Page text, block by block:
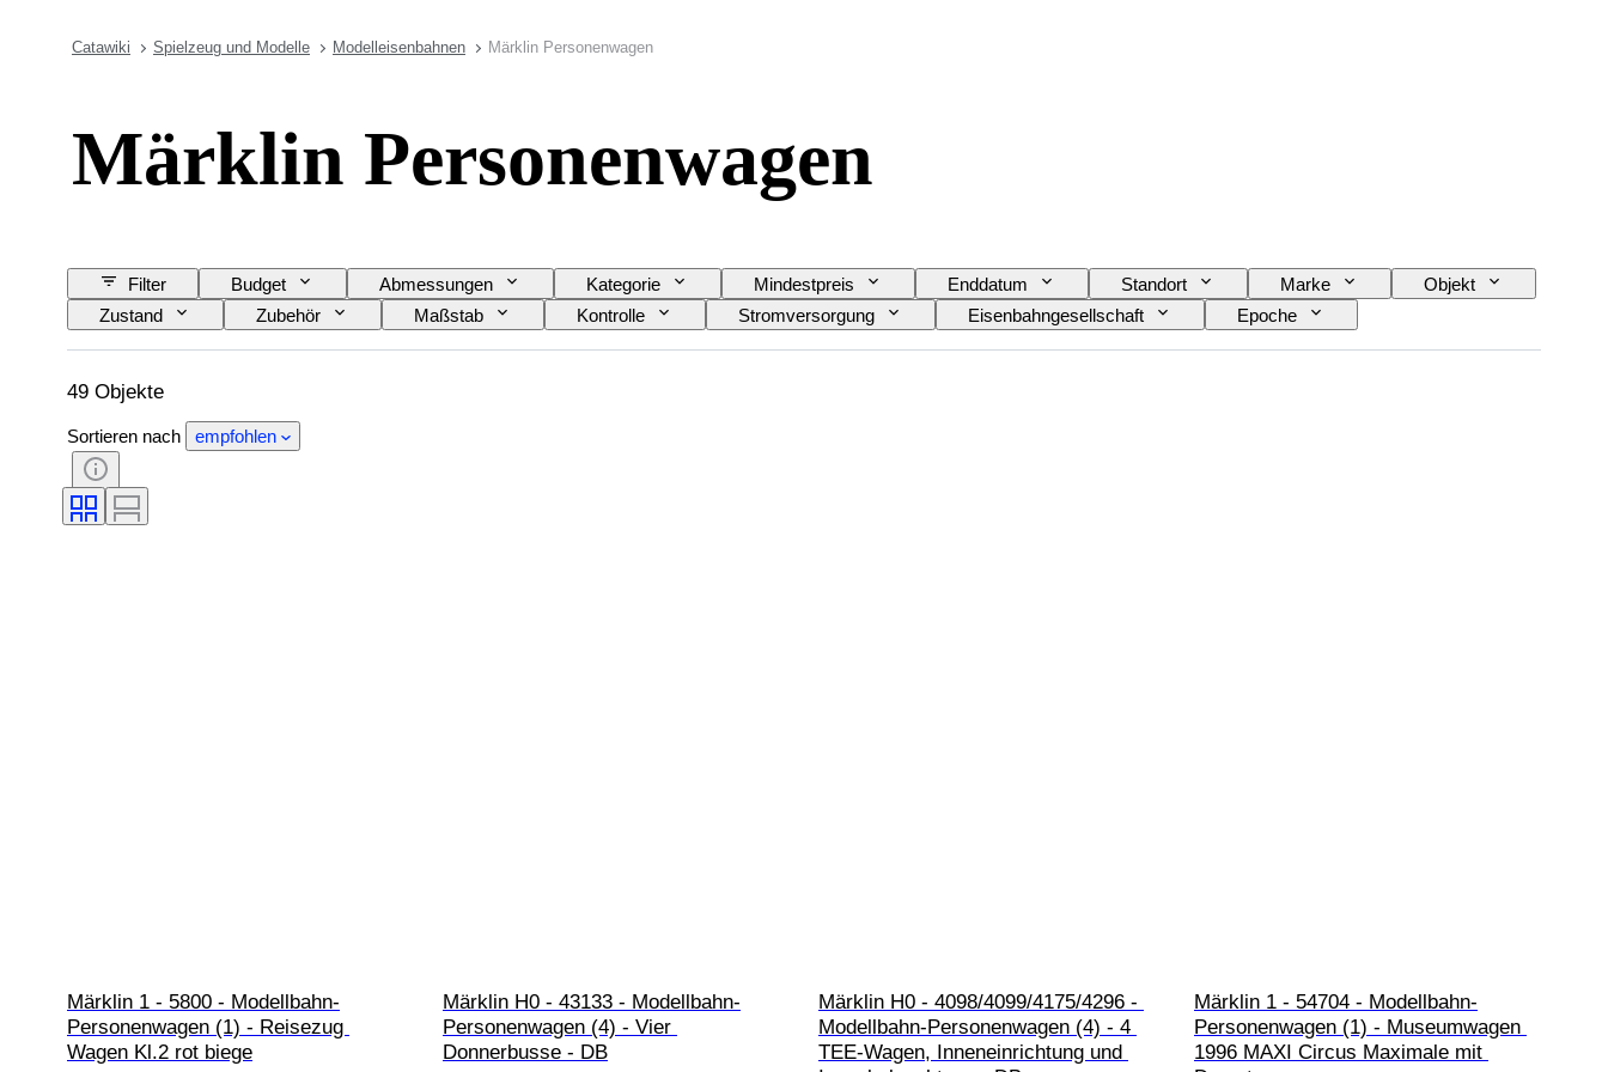
Catawiki Spielzeug und Modelle Modelleisenbahnen Märklin Personenwagen
Märklin Personenwagen
Filter Budget Abmessungen Kategorie Mindestpreis Enddatum Standort Marke
Objekt
Zustand
Zubehör Maßstab Kontrolle Stromversorgung Eisenbahngesellschaft Epoche
49 Objekte
Sortieren nach empfohlen
Märklin 1 - 5800 - Modellbahn-
Personenwagen (1) - Reisezug
Wagen Kl.2 rot biege
Märklin H0 - 43133 - Modellbahn-
Personenwagen (4) - Vier
Donnerbusse - DB
Märklin H0 - 4098/4099/4175/4296 -
Modellbahn-Personenwagen (4) - 4
TEE-Wagen, Inneneinrichtung und
Märklin 1 - 54704 - Modellbahn-
Personenwagen (1) - Museumwagen
1996 MAXI Circus Maximale mit